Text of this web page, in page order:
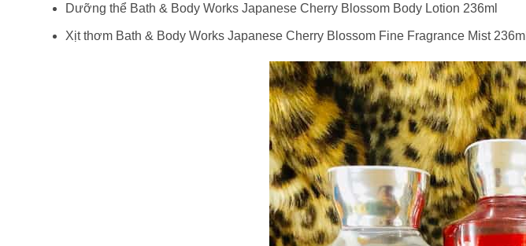
Dưỡng thể Bath & Body Works Japanese Cherry Blossom Body Lotion 236ml
Xịt thơm Bath & Body Works Japanese Cherry Blossom Fine Fragrance Mist 236ml